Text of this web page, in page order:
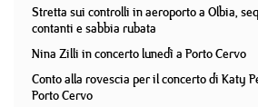
Stretta sui controlli in aeroporto a Olbia,
contanti e sabbia rubata
Nina Zilli in concerto lunedì a Porto Cervo
Conto alla rovescia per il concerto di Katy
Porto Cervo